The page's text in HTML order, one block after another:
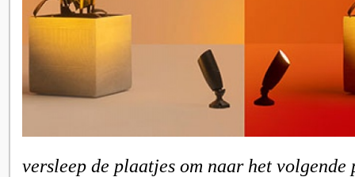
versleep de plaatjes om naar het